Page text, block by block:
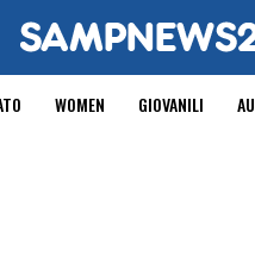
WOMEN GIOVANILI